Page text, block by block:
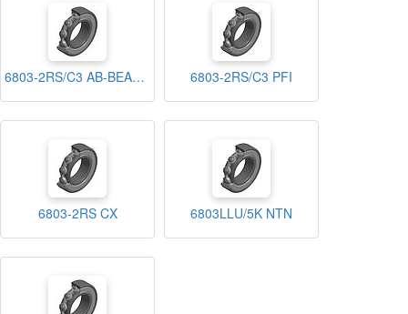
6803-2RS/C3 AB-BEARINGS 6803-2RS/C3 PFI
6803-2RS CX 6803LLU/5K NTN